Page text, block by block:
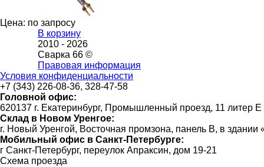
Цена: по запросу
В корзину
2010 - 2026
Сварка 66 ©
Правовая информация
Условия конфиденциальности
+7 (343) 226-08-36, 328-47-58
Головной офис:
620137 г. Екатеринбург, Промышленный проезд, 11 литер Е
Склад в Новом Уренгое:
г. Новый Уренгой, Восточная промзона, панель В, в
Мобильный офис в Санкт-Петербурге:
г Санкт-Петербург, переулок Апраксин, дом 19-21
Схема проезда